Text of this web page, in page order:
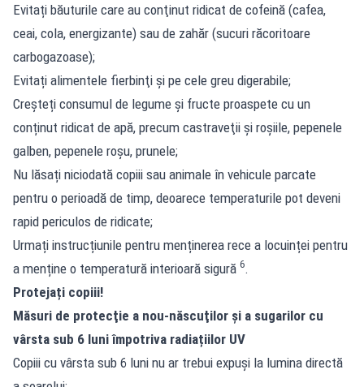
Evitați băuturile care au conţinut ridicat de cofeină (cafea,
ceai, cola, energizante) sau de zahăr (sucuri răcoritoare
carbogazoase);
Evitați alimentele fierbinţi şi pe cele greu digerabile;
Creşteți consumul de legume şi fructe proaspete cu un
conținut ridicat de apă, precum castraveţii și roşiile, pepenele
galben, pepenele roşu, prunele;
Nu lăsați niciodată copiii sau animale în vehicule parcate
pentru o perioadă de timp, deoarece temperaturile pot deveni
rapid periculos de ridicate;
Urmați instrucțiunile pentru menținerea rece a locuinței pentru
a menține o temperatură interioară sigură 6.
Protejați copiii!
Măsuri de protecţie a nou-născuţilor şi a sugarilor cu
vârsta sub 6 luni împotriva radiațiilor UV
Copiii cu vârsta sub 6 luni nu ar trebui expuşi la lumina directă